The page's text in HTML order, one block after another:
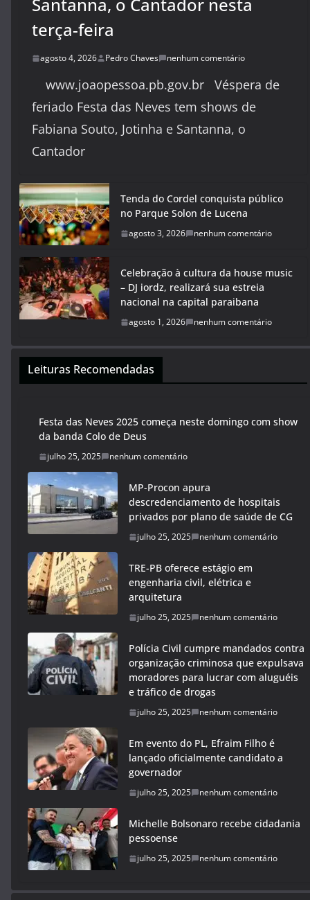
Santanna, o Cantador nesta
terça-feira
agosto 4, 2026 Pedro Chaves nenhum comentário
www.joaopessoa.pb.gov.br Véspera de
feriado Festa das Neves tem shows de
Fabiana Souto, Jotinha e Santanna, o
Cantador
Tenda do Cordel conquista público
no Parque Solon de Lucena
agosto 3, 2026 nenhum comentário
Celebração à cultura da house music
– DJ iordz, realizará sua estreia
nacional na capital paraibana
agosto 1, 2026 nenhum comentário
Leituras Recomendadas
Festa das Neves 2025 começa neste domingo com show
da banda Colo de Deus
julho 25, 2025 nenhum comentário
MP-Procon apura
descredenciamento de hospitais
privados por plano de saúde de CG
julho 25, 2025 nenhum comentário
TRE-PB oferece estágio em
engenharia civil, elétrica e
arquitetura
julho 25, 2025 nenhum comentário
Polícia Civil cumpre mandados contra
organização criminosa que expulsava
moradores para lucrar com aluguéis
e tráfico de drogas
julho 25, 2025 nenhum comentário
Em evento do PL, Efraim Filho é
lançado oficialmente candidato a
governador
julho 25, 2025 nenhum comentário
Michelle Bolsonaro recebe cidadania
pessoense
julho 25, 2025 nenhum comentário